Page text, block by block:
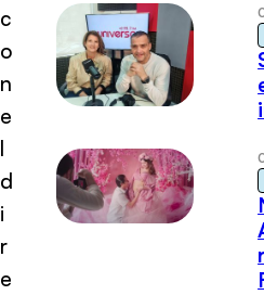
c
o
n
e
l
d
i
r
e